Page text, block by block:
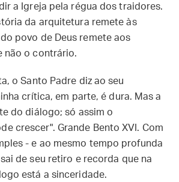
a Igreja pela régua dos traidores.
da arquitetura remete às
povo de Deus remete aos
não o contrário.
o Santo Padre diz ao seu
crítica, em parte, é dura. Mas a
do diálogo; só assim o
crescer". Grande Bento XVI. Com
- e ao mesmo tempo profunda
de seu retiro e recorda que na
está a sinceridade.